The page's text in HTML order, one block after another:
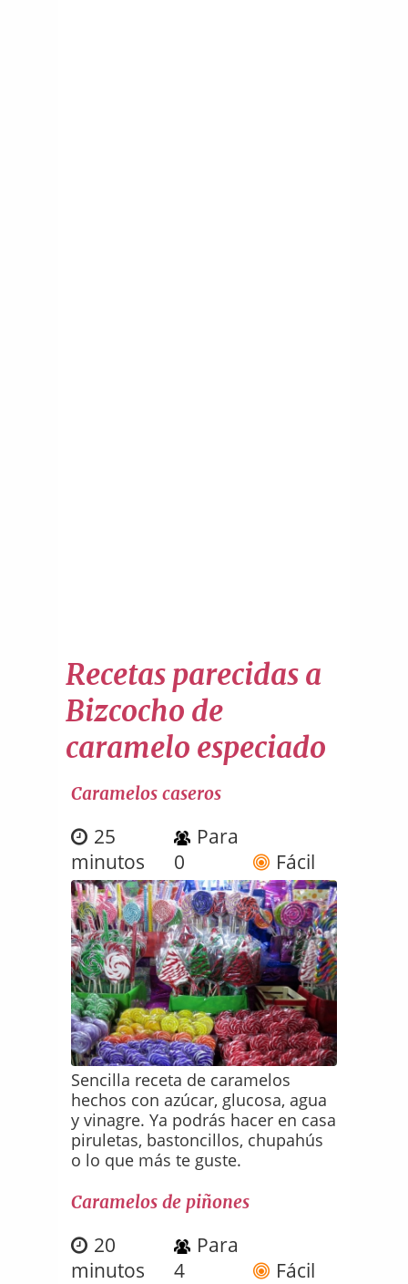
Recetas parecidas a
Bizcocho de
caramelo especiado
Caramelos caseros
25
minutos
Para
0
Fácil
Sencilla receta de caramelos
hechos con azúcar, glucosa, agua
y vinagre. Ya podrás hacer en casa
piruletas, bastoncillos, chupahús
o lo que más te guste.
Caramelos de piñones
20
minutos
Para
4
Fácil